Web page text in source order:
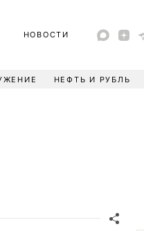
НОВОСТИ
НЕФТЬ И РУБЛЬ